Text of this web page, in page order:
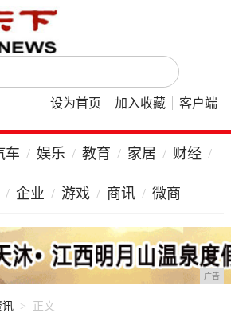
设为首页 加入收藏 客户端
车 娱乐 教育 家居 财经
企业 游戏 商讯 微商
广告
讯 正文